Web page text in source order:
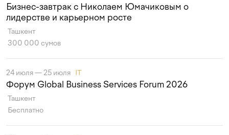
Бизнес-завтрак с Николаем Юмачиковым о
лидерстве и карьерном росте
Ташкент
300 000 сумов
24 июля — 25 июля IT
Форум Global Business Services Forum 2026
Ташкент
Бесплатно